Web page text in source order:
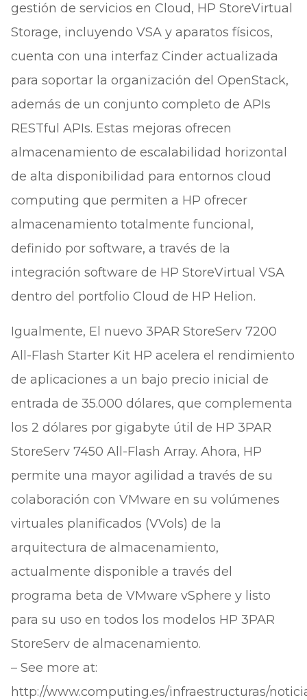
gestión de servicios en Cloud, HP StoreVirtual
Storage, incluyendo VSA y aparatos físicos,
cuenta con una interfaz Cinder actualizada
para soportar la organización del OpenStack,
además de un conjunto completo de APIs
RESTful APIs. Estas mejoras ofrecen
almacenamiento de escalabilidad horizontal
de alta disponibilidad para entornos cloud
computing que permiten a HP ofrecer
almacenamiento totalmente funcional,
definido por software, a través de la
integración software de HP StoreVirtual VSA
dentro del portfolio Cloud de HP Helion.
Igualmente, El nuevo 3PAR StoreServ 7200
All-Flash Starter Kit HP acelera el rendimiento
de aplicaciones a un bajo precio inicial de
entrada de 35.000 dólares, que complementa
los 2 dólares por gigabyte útil de HP 3PAR
StoreServ 7450 All-Flash Array. Ahora, HP
permite una mayor agilidad a través de su
colaboración con VMware en su volúmenes
virtuales planificados (VVols) de la
arquitectura de almacenamiento,
actualmente disponible a través del
programa beta de VMware vSphere y listo
para su uso en todos los modelos HP 3PAR
StoreServ de almacenamiento.
– See more at:
http://www.computing.es/infraestructuras/